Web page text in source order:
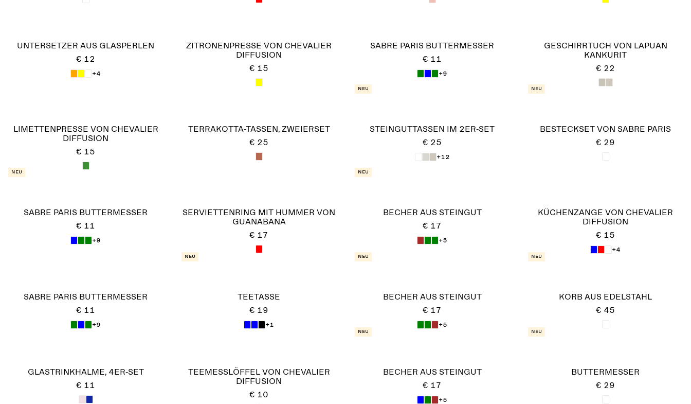
UNTERSETZER AUS GLASPERLEN
€ 12
+4
ZITRONENPRESSE VON CHEVALIER
DIFFUSION
€ 15
SABRE PARIS BUTTERMESSER
€ 11
+9
GESCHIRRTUCH VON LAPUAN
KANKURIT
€ 22
LIMETTENPRESSE VON CHEVALIER
DIFFUSION
€ 15
TERRAKOTTA-TASSEN, ZWEIERSET
€ 25
Neu
STEINGUTTASSEN IM 2ER-SET
€ 25
+12
Neu
BESTECKSET VON SABRE PARIS
€ 29
Neu
SABRE PARIS BUTTERMESSER
€ 11
+9
SERVIETTENRING MIT HUMMER VON
GUANABANA
€ 17
Neu
BECHER AUS STEINGUT
€ 17
+5
KÜCHENZANGE VON CHEVALIER
DIFFUSION
€ 15
+4
SABRE PARIS BUTTERMESSER
€ 11
+9
Neu
TEETASSE
€ 19
+1
Neu
BECHER AUS STEINGUT
€ 17
+5
Neu
KORB AUS EDELSTAHL
€ 45
GLASTRINKHALME, 4ER-SET
€ 11
TEEMESSLÖFFEL VON CHEVALIER
DIFFUSION
€ 10
Neu
BECHER AUS STEINGUT
€ 17
+5
Neu
BUTTERMESSER
€ 29